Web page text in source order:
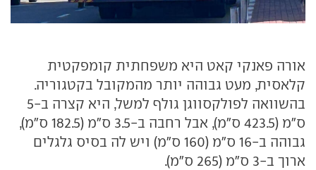
אורה פאנקי קאט היא משפחתית קומפקטית
קלאסית, מעט גבוהה יותר מהמקובל בקטגוריה.
בהשוואה לפולקסווגן גולף למשל, היא קצרה ב-5
ס"מ (423.5 ס"מ), אבל רחבה ב-3.5 ס"מ (182.5 ס"מ),
גבוהה ב-16 ס"מ (160 ס"מ) ויש לה בסיס גלגלים
ארוך ב-3 ס"מ (265 ס"מ).